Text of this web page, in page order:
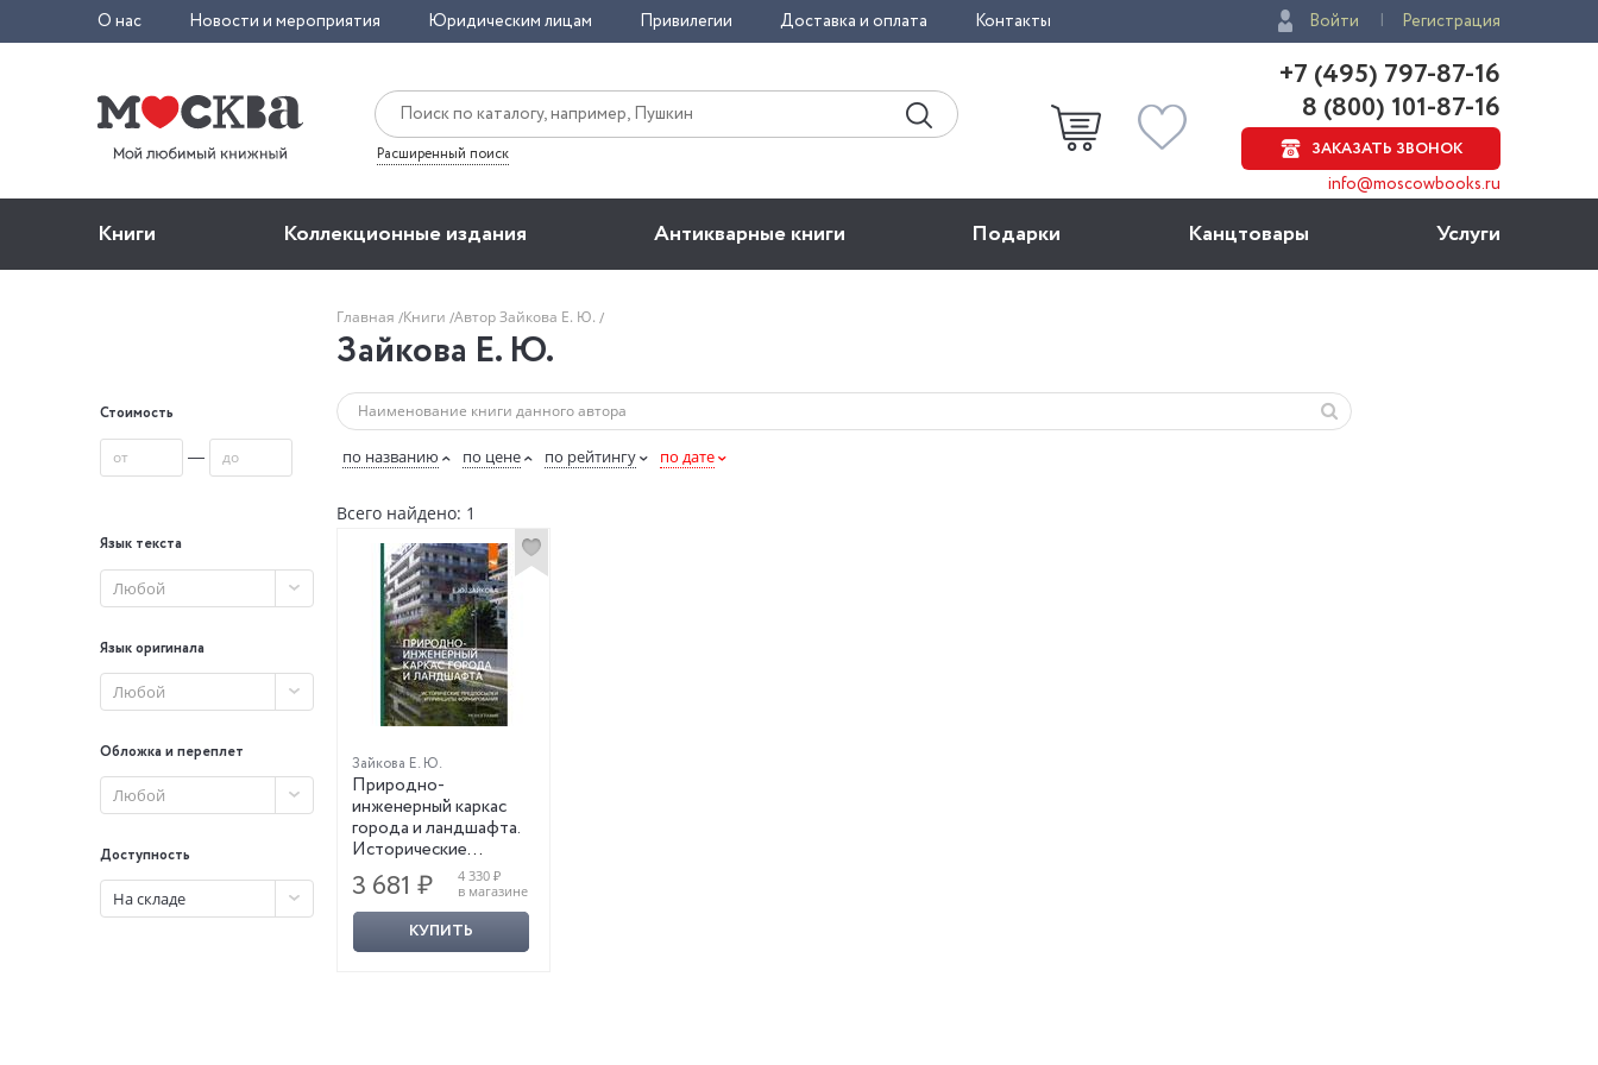
О нас Новости и мероприятия Юридическим лицам Привилегии Доставка и оплата Контакты Войти Регистрация
Расширенный поиск
+7 (495) 797-87-16
8 (800) 101-87-16
ЗАКАЗАТЬ ЗВОНОК
info@moscowbooks.ru
Книги Коллекционные издания Антикварные книги Подарки Канцтовары Услуги
Главная Книги Автор Зайкова Е. Ю.
Зайкова Е. Ю.
Стоимость
—
Язык текста
Любой
Язык оригинала
Любой
Обложка и переплет
Любой
Доступность
На складе
по названию по цене по рейтингу по дате
Всего найдено: 1
Зайкова Е. Ю.
Природно-
инженерный каркас
города и ландшафта.
Исторические
предпосылки и
принципы
формирования
3 681 ₽
4 330 ₽
в магазине
КУПИТЬ